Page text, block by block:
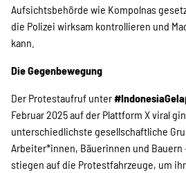
Aufsichtsbehörde wie Kompolnas
die Polizei wirksam kontrollieren und
kann.
Die Gegenbewegung
Der Protestaufruf unter
Februar 2025 auf der Plattform X viral
unterschiedlichste gesellschaftliche
Arbeiter*innen, Bäuerinnen und Bauern
stiegen auf die Protestfahrzeuge, um